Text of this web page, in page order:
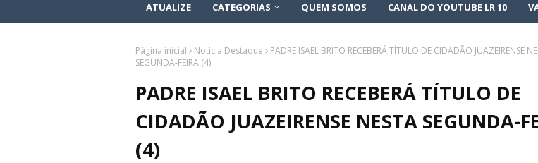
ATUALIZE CATEGORIAS QUEM SOMOS CANAL DO YOUTUBE LR 10
Página inicial Notícia Destaque
PADRE ISAEL BRITO RECEBERÁ TÍTULO DE CIDADÃO JUAZEIRENSE
SEGUNDA-FEIRA (4)
PADRE ISAEL BRITO RECEBERÁ TÍTULO DE
CIDADÃO JUAZEIRENSE NESTA SEGUNDA-
(4)